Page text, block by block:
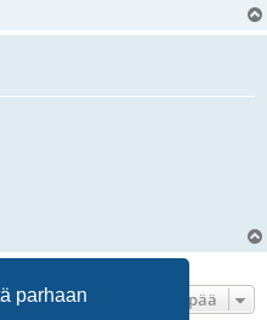
parhaan
Hyppää